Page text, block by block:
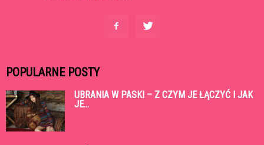
POPULARNE POSTY
UBRANIA W PASKI – Z CZYM JE ŁĄCZYĆ I JAK
JE...